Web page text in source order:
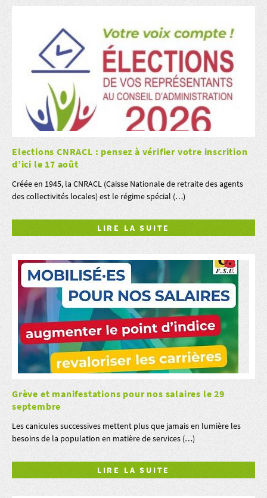
Elections CNRACL : pensez à vérifier votre inscrition
d’ici le 17 août
Créée en 1945, la CNRACL (Caisse Nationale de retraite des agents
des collectivités locales) est le régime spécial (…)
LIRE LA SUITE
Grève et manifestations pour nos salaires le 29
septembre
Les canicules successives mettent plus que jamais en lumière les
besoins de la population en matière de services (…)
LIRE LA SUITE